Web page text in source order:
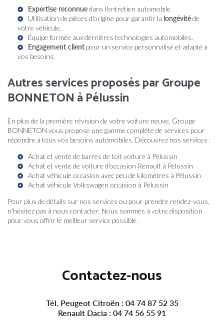
Expertise reconnuedans l'entretien automobile.
Utilisation de pièces d'origine pour garantir la longévitéde
votre véhicule.
Équipe formée aux dernières technologies automobiles.
Engagement client pour un service personnalisé et adapté à
vos besoins.
Autres services proposés par Groupe
BONNETON à Pélussin
En plus de la première révision de votre voiture neuve, Groupe
BONNETON vous propose une gamme complète de services pour
répondre à tous vos besoins automobiles. Découvrez nos services :
Achat et vente de barres de toit voiture à Pélussin
Achat et vente de voiture d'occasion Renault à Pélussin
Achat véhicule occasion avec peu de kilomètres à Pélussin
Achat véhicule Volkswagen occasion à Pélussin
Pour plus de détails sur nos services ou pour prendre rendez-vous,
n'hésitez pas à nous contacter. Nous sommes à votre disposition
pour vous offrir le meilleur service possible.
Contactez-nous
Tél. Peugeot Citroën : 04 74 87 52 35
Renault Dacia : 04 74 56 55 91